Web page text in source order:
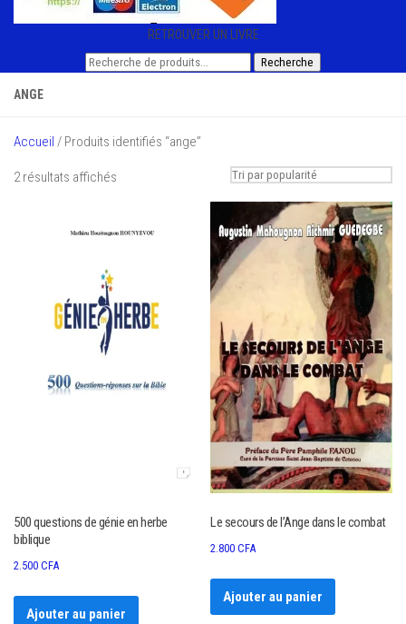
RETROUVER UN LIVRE
Recherche
Recherche
ANGE
Accueil / Produits identifiés “ange”
2 résultats affichés
500 questions de génie en herbe
biblique
2.500 CFA
Ajouter au panier
Le secours de l’Ange dans le combat
2.800CFA
Ajouter au panier